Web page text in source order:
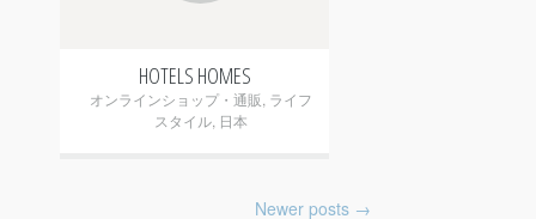
HOTELS HOMES
オンラインショップ・通販 ライフ
スタイル, 日本
Newer posts →